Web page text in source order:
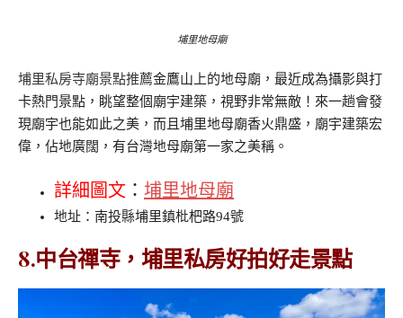
埔里地母廟
埔里私房寺廟景點推薦金鷹山上的地母廟，最近成為攝影與打
卡熱門景點，眺望整個廟宇建築，視野非常無敵！來一趟會發
現廟宇也能如此之美，而且埔里地母廟香火鼎盛，廟宇建築宏
偉，佔地廣闊，有台灣地母廟第一家之美稱。
詳細圖文 ： 埔里地母廟
地址：南投縣埔里鎮枇杷路94號
8.中台禪寺，埔里私房好拍好走景點